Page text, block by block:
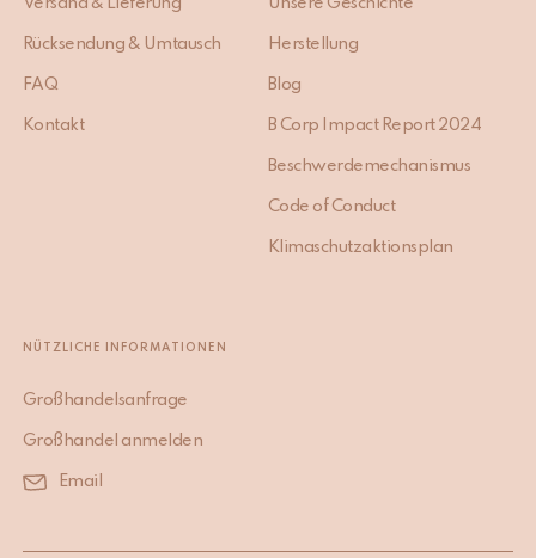
Versand & Lieferung
Rücksendung & Umtausch
FAQ
Kontakt
Unsere Geschichte
Herstellung
Blog
B Corp Impact Report 2024
Beschwerdemechanismus
Code of Conduct
Klimaschutzaktionsplan
NÜTZLICHE INFORMATIONEN
Großhandelsanfrage
Großhandel anmelden
Email